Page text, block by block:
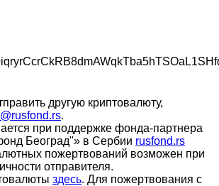
другую криптовалюту,
.
при поддержке фонда-партнера
Београд"» в Сербии rusfond.rs
пожертвований возможен при
отправителя.
здесь. Для пожертвования с